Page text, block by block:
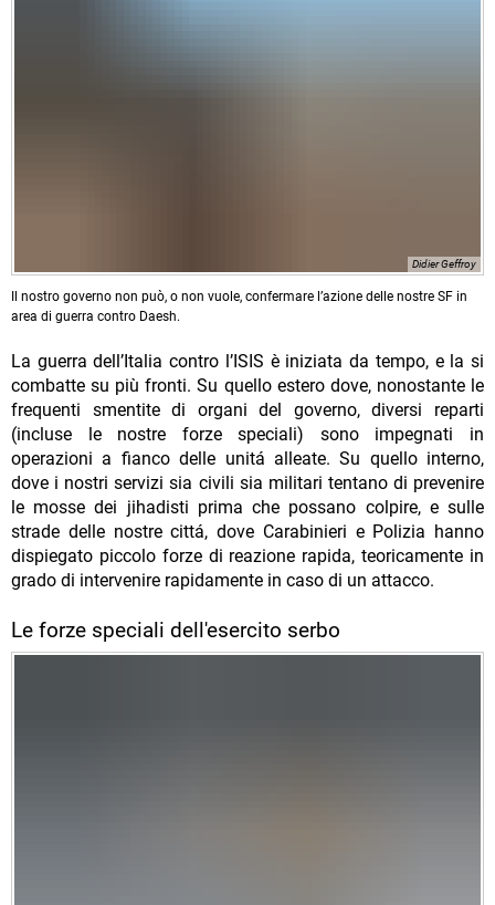
Didier Geffroy
Il nostro governo non può, o non vuole, confermare l’azione delle nostre SF in
area di guerra contro Daesh.
La guerra dell’Italia contro l’ISIS è iniziata da tempo, e la si
combatte su più fronti. Su quello estero dove, nonostante le
frequenti smentite di organi del governo, diversi reparti
(incluse le nostre forze speciali) sono impegnati in
operazioni a fianco delle unitá alleate. Su quello interno,
dove i nostri servizi sia civili sia militari tentano di prevenire
le mosse dei jihadisti prima che possano colpire, e sulle
strade delle nostre cittá, dove Carabinieri e Polizia hanno
dispiegato piccolo forze di reazione rapida, teoricamente in
grado di intervenire rapidamente in caso di un attacco.
Le forze speciali dell'esercito serbo